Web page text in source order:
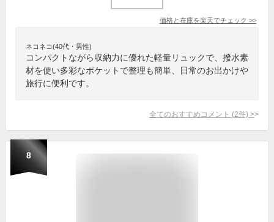
価格と在庫を楽天でチェック >>
ネコネコ(40代・男性)
コンパクトながら収納力に優れた軽量リュックで、撥水素
材を使い多彩なポケットで整理も簡単、日常のお出かけや
旅行に便利です。
全てのおすすめコメント (2件) >
8